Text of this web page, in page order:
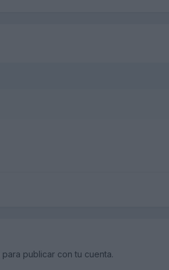
para publicar con tu cuenta.